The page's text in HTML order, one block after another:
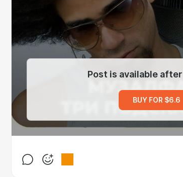
Post is available
BUY FOR $6.6